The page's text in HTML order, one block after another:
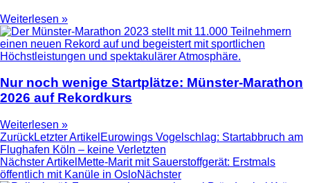
Weiterlesen »
Nur noch wenige Startplätze: Münster-Marathon
2026 auf Rekordkurs
Weiterlesen »
ZurückLetzter Artikel Eurowings Vogelschlag: Startabbruch am
Flughafen Köln – keine Verletzten
Nächster Artikel Mette-Marit mit Sauerstoffgerät: Erstmals
öffentlich mit Kanüle in OsloNächster